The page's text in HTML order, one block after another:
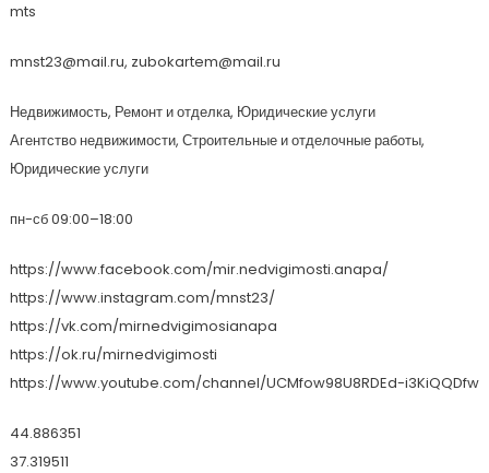
mts
mnst23@mail.ru, zubokartem@mail.ru
Недвижимость, Ремонт и отделка, Юридические услуги
Агентство недвижимости, Строительные и отделочные работы,
Юридические услуги
пн-сб 09:00–18:00
https://www.facebook.com/mir.nedvigimosti.anapa/
https://www.instagram.com/mnst23/
https://vk.com/mirnedvigimosianapa
https://ok.ru/mirnedvigimosti
https://www.youtube.com/channel/UCMfow98U8RDEd-i3KiQQDfw
44.886351
37.319511